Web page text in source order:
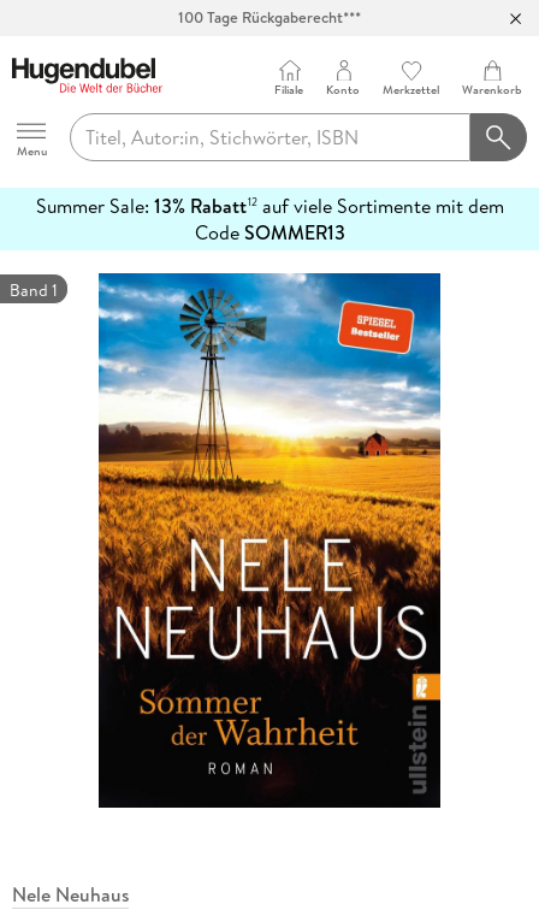
100 Tage Rückgaberecht***
Hugendubel
Menu
Filiale Konto Merkzettel Warenkorb
Summer Sale: 13% Rabatt12auf viele Sortimente mit dem
CodeSOMMER13
erfahren
Band 1
Nele Neuhaus